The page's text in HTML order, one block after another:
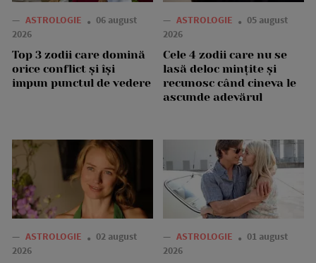
— ASTROLOGIE
06 august
2026
Top 3 zodii care domină
orice conflict și își
impun punctul de vedere
— ASTROLOGIE
05 august
2026
Cele 4 zodii care nu se
lasă deloc mințite și
recunosc când cineva le
ascunde adevărul
— ASTROLOGIE
02 august
2026
— ASTROLOGIE
01 august
2026